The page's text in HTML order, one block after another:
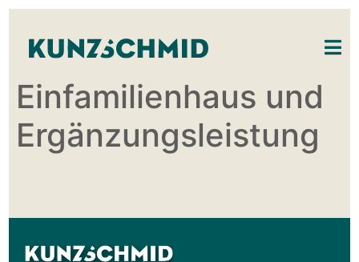
Einfamilienhaus und
Ergänzungsleistung